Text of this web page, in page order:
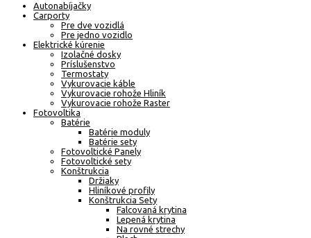
Autonabíjačky
Carporty
Pre dve vozidlá
Pre jedno vozidlo
Elektrické kúrenie
Izolačné dosky
Príslušenstvo
Termostaty
Vykurovacie káble
Vykurovacie rohože Hliník
Vykurovacie rohože Raster
Fotovoltika
Batérie
Batérie moduly
Batérie sety
Fotovoltické Panely
Fotovoltické sety
Konštrukcia
Držiaky
Hliníkové profily
Konštrukcia Sety
Falcovaná krytina
Lepená krytina
Na rovné strechy